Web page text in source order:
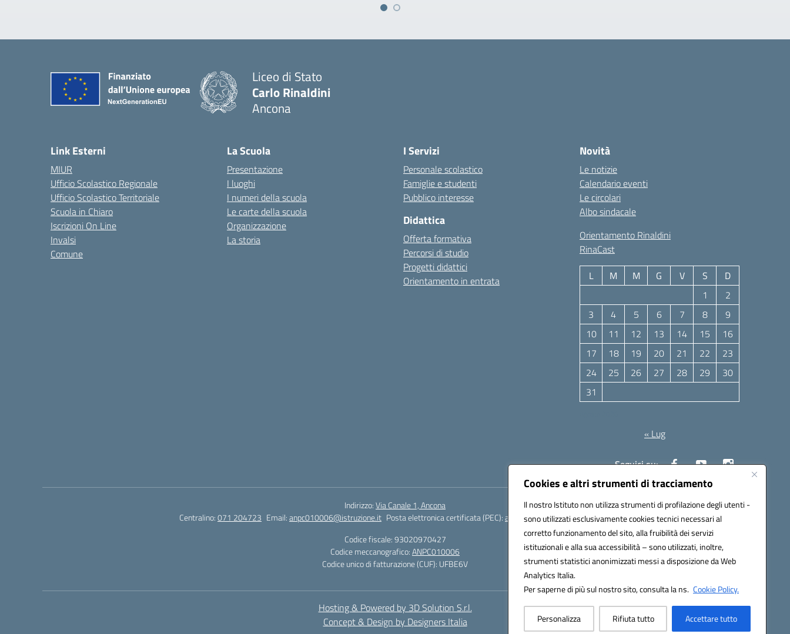
Cookies e altri strumenti di tracciamento
Il nostro Istituto non utilizza strumenti di profilazione degli utenti -
sono utilizzati esclusivamente cookies tecnici necessari al
corretto funzionamento del sito, alla fruibilità dei servizi
istituzionali e alla sua accessibilità – sono utilizzati, inoltre,
strumenti statistici anonimizzati messi a disposizione da Web
Analytics Italia.
Per saperne di più sul nostro sito, consulta la ns. Cookie Policy.
Personalizza Rifiuta tutto Accettare tutto
Liceo di Stato
Carlo Rinaldini
Ancona
Link Esterni
MIUR
Ufficio Scolastico Regionale
Ufficio Scolastico Territoriale
Scuola in Chiaro
Iscrizioni On Line
Invalsi
Comune
La Scuola
Presentazione
I luoghi
I numeri della scuola
Le carte della scuola
Organizzazione
La storia
I Servizi
Personale scolastico
Famiglie e studenti
Pubblico interesse
Didattica
Offerta formativa
Percorsi di studio
Progetti didattici
Orientamento in entrata
Novità
Le notizie
Calendario eventi
Le circolari
Albo sindacale
Orientamento Rinaldini
RinaCast
L M M G V S
D
1
2
3
4 5 6 7 8
9
10
11 12 13 14 15
16
17
18 19 20 21 22
23
24
25 26 27 28 29
30
31
« Lug
Seguici su:
Indirizzo:Via Canale 1, Ancona
Centralino:071 204723 Email:anpc010006@istruzione.it Posta elettronica certificata (PEC):anpc010006@pec.istruzione.it
Codice fiscale: 93020970427
Codice meccanografico:ANPC010006
Codice unico di fatturazione (CUF): UFBE6V
Hosting & Powered by 3D Solution S.r.l.
Concept & Design by Designers Italia